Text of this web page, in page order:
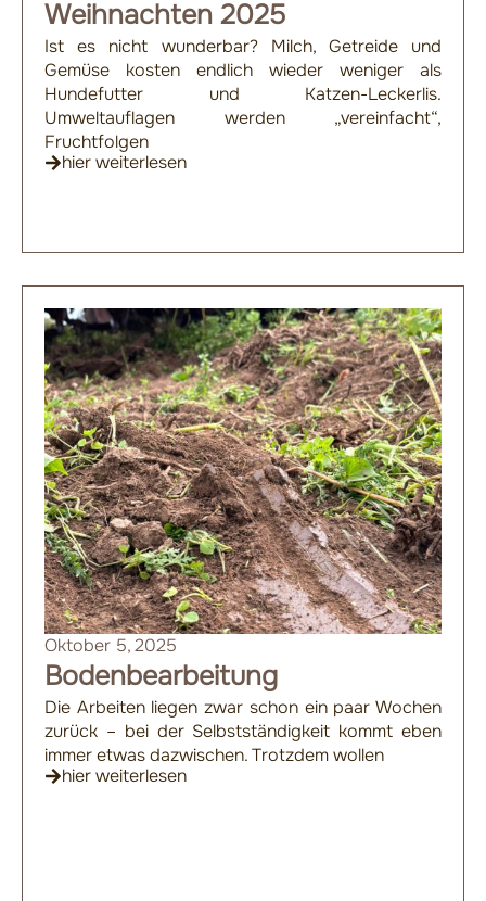
Weihnachten 2025
Ist es nicht wunderbar? Milch, Getreide und
Gemüse kosten endlich wieder weniger als
Hundefutter und Katzen-Leckerlis.
Umweltauflagen werden „vereinfacht“,
Fruchtfolgen
hier weiterlesen
Oktober 5, 2025
Bodenbearbeitung
Die Arbeiten liegen zwar schon ein paar Wochen
zurück – bei der Selbstständigkeit kommt eben
immer etwas dazwischen. Trotzdem wollen
hier weiterlesen